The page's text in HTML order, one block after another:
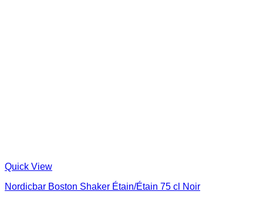
Quick View
Nordicbar Boston Shaker Étain/Étain 75 cl Noir